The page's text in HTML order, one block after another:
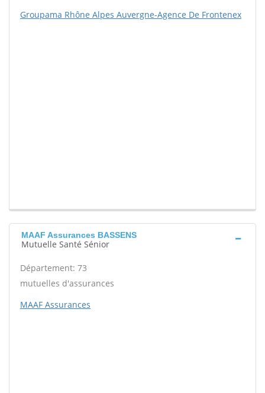
Groupama Rhône Alpes Auvergne-Agence De Frontenex
MAAF Assurances BASSENS
Mutuelle Santé Sénior
Département: 73
mutuelles d'assurances
MAAF Assurances